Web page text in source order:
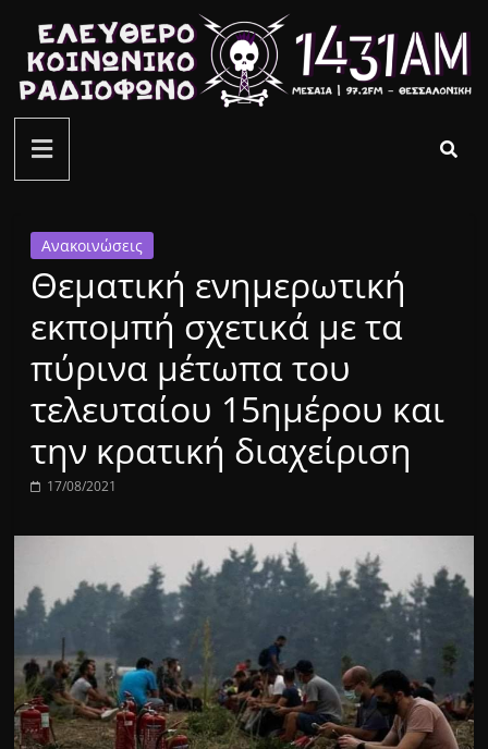
περιεχόμενο
ελεύθερο
κοινωνικό
ραδιόφωνο
1431AM
Ανακοινώσεις
Θεματική ενημερωτική
εκπομπή σχετικά με τα
πύρινα μέτωπα του
τελευταίου 15ημέρου και
την κρατική διαχείριση
17/08/2021